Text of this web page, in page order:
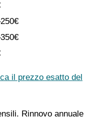
il prezzo esatto del
Rinnovo annuale